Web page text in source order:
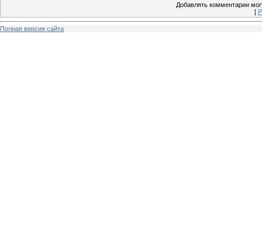
Добавлять комментарии
[
Полная версия сайта